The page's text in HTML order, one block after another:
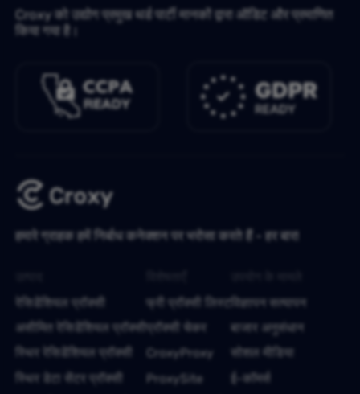
Croxy को उद्योग प्रमुख थर्ड पार्टी मानकों द्वारा ऑडिट और प्रमाणित
किया गया है।
हमारे ग्राहक हमें निर्बाध कनेक्शन पर भरोसा करते हैं - हर बार!
रेसिडेंशियल प्रॉक्सी
असीमित रेसिडेंशियल प्रॉक्सी
स्थिर रेसिडेंशियल प्रॉक्सी
स्थिर डेटा सेंटर प्रॉक्सी
फ्री प्रॉक्सी लिस्ट
प्रॉक्सी चेकर
CroxyProxy
ProxySite
विज्ञापन सत्यापन
बाजार अनुसंधान
सोशल मीडिया
ई-कॉमर्स